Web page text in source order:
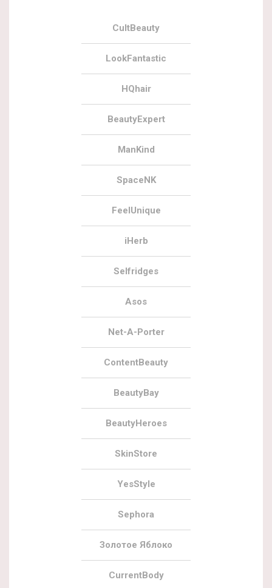
CultBeauty
LookFantastic
HQhair
BeautyExpert
ManKind
SpaceNK
FeelUnique
iHerb
Selfridges
Asos
Net-A-Porter
ContentBeauty
BeautyBay
BeautyHeroes
SkinStore
YesStyle
Sephora
Золотое Яблоко
CurrentBody